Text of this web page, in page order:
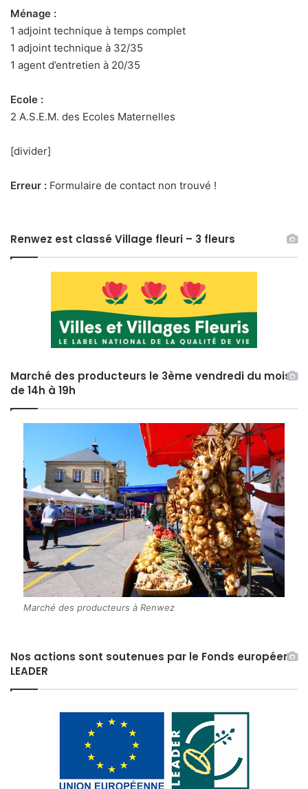
Ménage :
1 adjoint technique à temps complet
1 adjoint technique à 32/35
1 agent d’entretien à 20/35
Ecole :
2 A.S.E.M. des Ecoles Maternelles
[divider]
Erreur : Formulaire de contact non trouvé !
Renwez est classé Village fleuri – 3 fleurs
Marché des producteurs le 3ème vendredi du mois
de 14h à 19h
Marché des producteurs à Renwez
Nos actions sont soutenues par le Fonds européen
LEADER